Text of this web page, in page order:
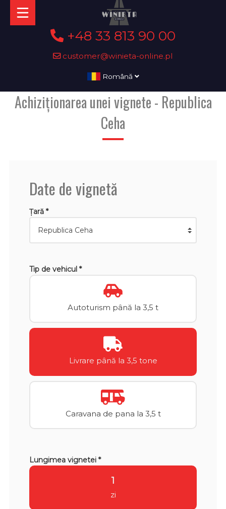
+48 33 813 90 00
customer@winieta-online.pl
Română
Achiziționarea unei vignete - Republica
Ceha
Date de vignetă
Țară *
Tip de vehicul *
Autoturism până la 3,5 t
Livrare până la 3,5 tone
Caravana de pana la 3,5 t
Lungimea vignetei *
1
zi